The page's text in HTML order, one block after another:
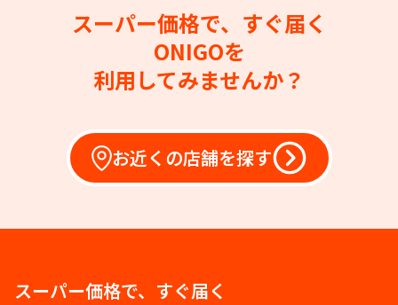
スーパー価格で、すぐ届く
ONIGOを
利用してみませんか？
お近くの店舗を探す
スーパー価格で、すぐ届く